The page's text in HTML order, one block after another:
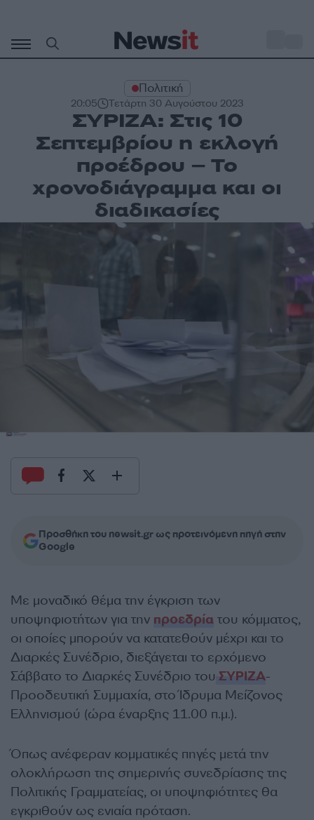
περιεχόμενο
Πολιτική
20:05 Τετάρτη 30 Αυγούστου 2023
ΣΥΡΙΖΑ: Στις 10
Σεπτεμβρίου η εκλογή
προέδρου – Το
χρονοδιάγραμμα και οι
διαδικασίες
Προσθήκη του newsit.gr ως προτεινόμενη πηγή στην
Google
Με μοναδικό θέμα την έγκριση των
υποψηφιοτήτων για την προεδρία του κόμματος,
οι οποίες μπορούν να κατατεθούν μέχρι και το
Διαρκές Συνέδριο, διεξάγεται το ερχόμενο
Σάββατο το Διαρκές Συνέδριο του ΣΥΡΙΖΑ-
Προοδευτική Συμμαχία, στο Ίδρυμα Μείζονος
Ελληνισμού (ώρα έναρξης 11.00 π.μ.).
Όπως ανέφεραν κομματικές πηγές μετά την
ολοκλήρωση της σημερινής συνεδρίασης της
Πολιτικής Γραμματείας, οι υποψηφιότητες θα
εγκριθούν ως ενιαία πρόταση.